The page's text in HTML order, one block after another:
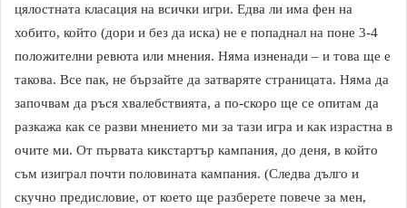
цялостната класация на всички игри. Едва ли има фен на
хобито, който (дори и без да иска) не е попаднал на поне 3-4
положителни ревюта или мнения. Няма изненади – и това ще е
такова. Все пак, не бързайте да затваряте страницата. Няма да
започвам да ръся хвалебствията, а по-скоро ще се опитам да
разкажа как се разви мнението ми за тази игра и как израстна в
очите ми. От първата кикстартър кампания, до деня, в който
съм изиграл почти половината кампания. (Следва дълго и
скучно предисловие, от което ще разберете повече за мен,